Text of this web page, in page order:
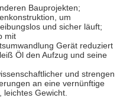
Bauprojekten;
um
und sicher läuft;
mit
Gerät reduziert
Öl den Aufzug und seine
und strengen
an eine vernünftige
Gewicht.